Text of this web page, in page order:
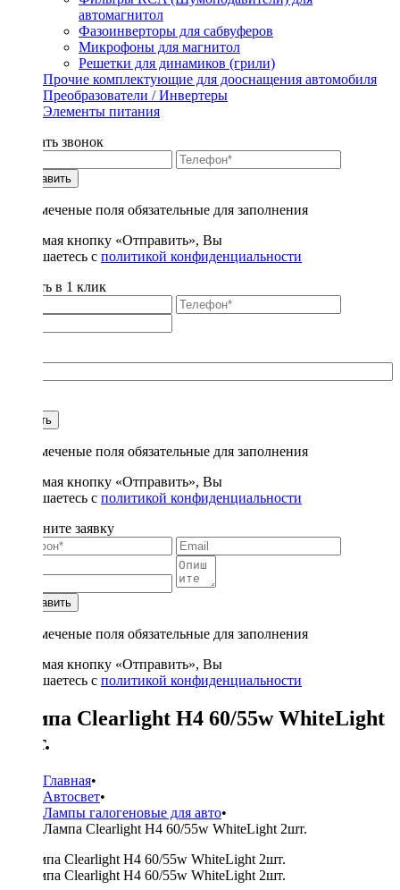
автомагнитол
Фазоинверторы для сабвуферов
Микрофоны для магнитол
Решетки для динамиков (грили)
Прочие комплектующие для дооснащения автомобиля
Преобразователи / Инвертеры
Элементы питания
Заказать звонок
Отправить
* - отмеченые поля обязательные для заполнения
Нажимая кнопку «Отправить», Вы
соглашаетесь с политикой конфиденциальности
Купить в 1 клик
Купить
* - отмеченые поля обязательные для заполнения
Нажимая кнопку «Отправить», Вы
соглашаетесь с политикой конфиденциальности
Заполните заявку
Отправить
* - отмеченые поля обязательные для заполнения
Нажимая кнопку «Отправить», Вы
соглашаетесь с политикой конфиденциальности
Лампа Clearlight H4 60/55w WhiteLight
2шт.
Главная•
Автосвет•
Лампы галогеновые для авто•
Лампа Clearlight H4 60/55w WhiteLight 2шт.